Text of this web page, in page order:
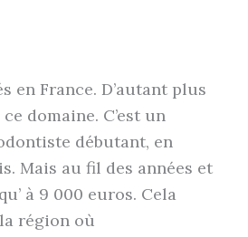
en France. D’autant plus
domaine. C’est un
débutant, en
Mais au fil des années et
à 9 000 euros. Cela
région où